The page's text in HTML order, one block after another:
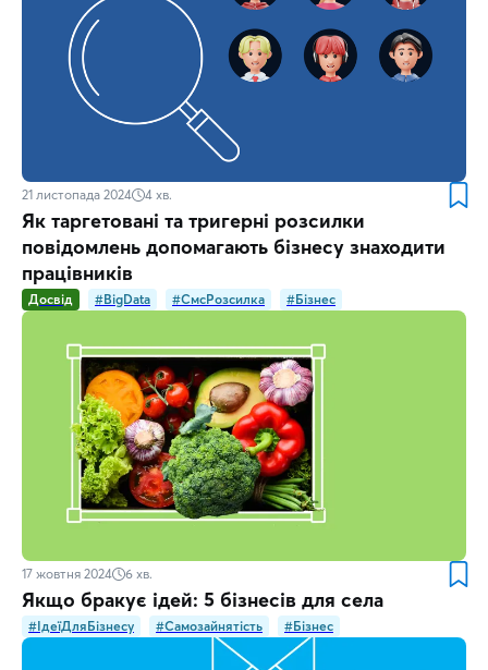
21 листопада 2024 4 хв.
Як таргетовані та тригерні розсилки
повідомлень допомагають бізнесу знаходити
працівників
Досвід #BigData #СмсРозсилка #Бізнес
17 жовтня 2024 6 хв.
Якщо бракує ідей: 5 бізнесів для села
#ІдеїДляБізнесу #Самозайнятість #Бізнес